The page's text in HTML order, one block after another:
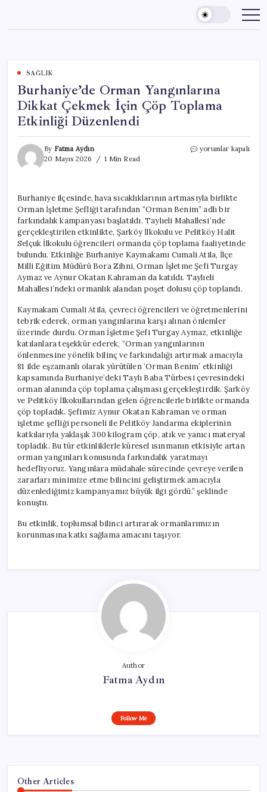
content
SAĞLIK
Burhaniye’de Orman Yangınlarına
Dikkat Çekmek İçin Çöp Toplama
Etkinliği Düzenlendi
By Fatma Aydın
20 Mayıs 2026
1 Min Read
Burhaniye’de
İçin
Çöp
Toplama
Etkinliği
Düzenlendi
için
yorumlar kapalı
Burhaniye ilçesinde, hava sıcaklıklarının artmasıyla birlikte
Orman İşletme Şefliği tarafından “Orman Benim” adlı bir
farkındalık kampanyası başlatıldı. Taylıeli Mahallesi’nde
gerçekleştirilen etkinlikte, Şarköy İlkokulu ve Pelitköy Halit
Selçuk İlkokulu öğrencileri ormanda çöp toplama faaliyetinde
bulundu. Etkinliğe Burhaniye Kaymakamı Cumali Atila, İlçe
Milli Eğitim Müdürü Bora Zihni, Orman İşletme Şefi Turgay
Aymaz ve Aynur Okatan Kahraman da katıldı. Taylıeli
Mahallesi’ndeki ormanlık alandan poşet dolusu çöp toplandı.
Kaymakam Cumali Atila, çevreci öğrencileri ve öğretmenlerini
tebrik ederek, orman yangınlarına karşı alınan önlemler
üzerinde durdu. Orman İşletme Şefi Turgay Aymaz, etkinliğe
katılanlara teşekkür ederek, “Orman yangınlarının
önlenmesine yönelik bilinç ve farkındalığı artırmak amacıyla
81 ilde eşzamanlı olarak yürütülen ‘Orman Benim’ etkinliği
kapsamında Burhaniye’deki Taylı Baba Türbesi çevresindeki
orman alanında çöp toplama çalışması gerçekleştirdik. Şarköy
ve Pelitköy İlkokullarından gelen öğrencilerle birlikte ormanda
çöp topladık. Şefimiz Aynur Okatan Kahraman ve orman
işletme şefliği personeli ile Pelitköy Jandarma ekiplerinin
katkılarıyla yaklaşık 300 kilogram çöp, atık ve yanıcı materyal
topladık. Bu tür etkinliklerle küresel ısınmanın etkisiyle artan
orman yangınları konusunda farkındalık yaratmayı
hedefliyoruz. Yangınlara müdahale sürecinde çevreye verilen
zararları minimize etme bilincini geliştirmek amacıyla
düzenlediğimiz kampanyamız büyük ilgi gördü.” şeklinde
konuştu.
Bu etkinlik, toplumsal bilinci artırarak ormanlarımızın
korunmasına katkı sağlama amacını taşıyor.
Author
Fatma Aydın
Follow Me
Other Articles